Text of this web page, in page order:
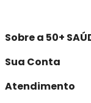
Sobre a 50+
Sua Conta
Atendimento